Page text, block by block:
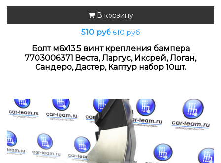
В корзину
510 руб610 руб
Болт м6х13.5 винт крепления бампера
7703006371 Веста, Ларгус, Иксрей, Логан,
Сандеро, Дастер, Каптур набор 10шт.